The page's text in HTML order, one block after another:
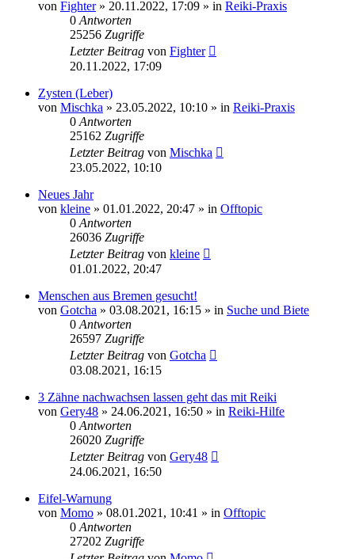
von Fighter» 20.11.2022, 17:09 » in Reiki-Praxis
0 Antworten
25256 Zugriffe
Letzter Beitrag von Fighter
20.11.2022, 17:09
Zysten (Leber)
von Mischka » 23.05.2022, 10:10 » in Reiki-Praxis
0 Antworten
25162 Zugriffe
Letzter Beitrag von Mischka
23.05.2022, 10:10
Neues Jahr
von kleine » 01.01.2022, 20:47 » in Offtopic
0 Antworten
26036 Zugriffe
Letzter Beitrag von kleine
01.01.2022, 20:47
Menschen aus Bremen gesucht!
von Gotcha » 03.08.2021, 16:15 » in Suche und Biete
0 Antworten
26597 Zugriffe
Letzter Beitrag von Gotcha
03.08.2021, 16:15
3 Zähne nachwachsen lassen geht das mit Reiki
von Gery48 » 24.06.2021, 16:50 » in Reiki-Hilfe
0 Antworten
26020 Zugriffe
Letzter Beitrag von Gery48
24.06.2021, 16:50
Eifel-Warnung
von Momo » 08.01.2021, 10:41 » in Offtopic
0 Antworten
27202 Zugriffe